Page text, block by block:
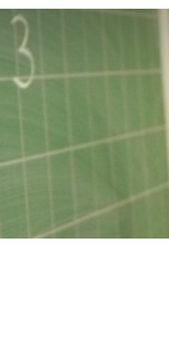
Weitere Details
Sie möchten, dass
Kategorien
Zwecke
Ihre etwaige
der von Ihnen
aufgrund berechtigter